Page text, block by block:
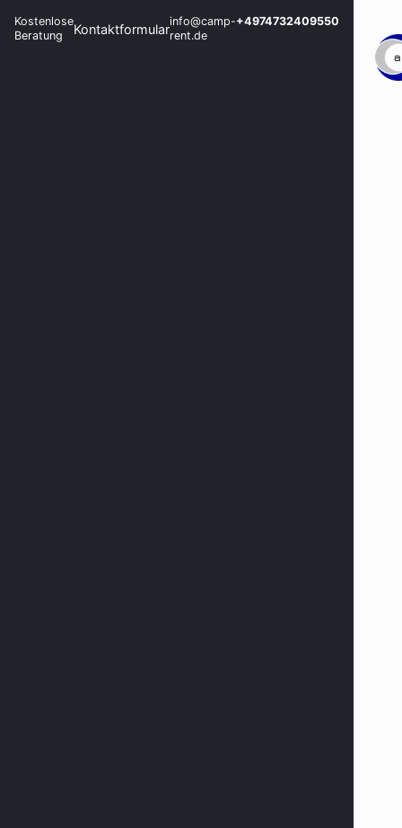
Kostenlose
Beratung
Kontaktformularinfo@camp-
rent.de
+4974732409550